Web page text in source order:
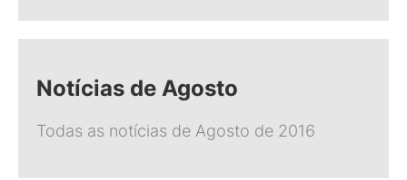
Notícias de Agosto
Todas as notícias de Agosto de 2016